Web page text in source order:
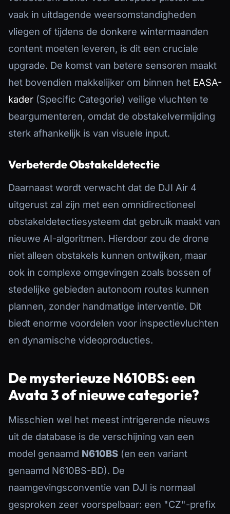
vaak in uitdagende weersomstandigheden
vliegen of tijdens de donkere wintermaanden
content moeten leveren, is dit een cruciale
upgrade. De komst van betere sensoren maakt
het bovendien makkelijker om binnen het EASA-
kader (Specific Categorie) veilige vluchten te
beargumenteren, omdat de obstakelvermijding
sterk afhankelijk is van visuele input.
Verbeterde Obstakeldetectie
Daarnaast wordt verwacht dat de DJI Air 4
uitgerust zal zijn met een omnidirectioneel
obstakeldetectiesysteem dat gebruik maakt van
nieuwe AI-algoritmen. Hierdoor zou de drone
niet alleen obstakels kunnen ontwijken, maar
ook in complexe omgevingen zoals bossen of
stedelijke gebieden autonoom routes kunnen
plannen, zonder handmatige interventie. Dit
biedt enorme voordelen voor inspectievluchten
en dynamische videoproducties.
De mysterieuze N610BS: een
Avata 3 of nieuwe categorie?
Misschien wel het meest intrigerende nieuws
uit de database is de verschijning van een
model genaamd N610BS (en een variant
genaamd N610BS-BD). De
naamgevingsconventie van DJI is normaal
gesproken zeer voorspelbaar: een "CZ"-prefix